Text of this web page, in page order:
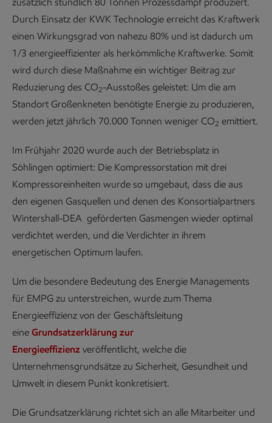
Durch Einsatz der KWK Technologie erreicht das Kraftwerk
einen Wirkungsgrad von nahezu 80% und ist dadurch um
1/3 energieeffizienter als herkömmliche Kraftwerke. Somit
wird durch diese Maßnahme ein wichtiger Beitrag zur
Reduzierung des CO2-Ausstoßes geleistet: Um die am
Standort Großenkneten benötigte Energie zu produzieren,
werden jetzt jährlich 70.000 Tonnen weniger CO2 emittiert.
Im Frühjahr 2020 wurde auch der Betriebsplatz in
Söhlingen optimiert: Die Kompressorstation mit drei
Kompressoreinheiten wurde so umgebaut, dass die aus
den eigenen Gasquellen und denen des Konsortialpartners
Wintershall-DEA geförderten Gasmengen wieder optimal
verdichtet werden, und die Verdichter in ihrem
energetischen Optimum laufen.
Um die besondere Bedeutung des Energie Managements
für EMPG zu unterstreichen, wurde zum Thema
Energieeffizienz von der Geschäftsleitung
eine Grundsatzerklärung zur
Energieeffizienz veröffentlicht, welche die
Unternehmensgrundsätze zu Sicherheit, Gesundheit und
Umwelt in diesem Punkt konkretisiert.
Die Grundsatzerklärung richtet sich an alle Mitarbeiter und